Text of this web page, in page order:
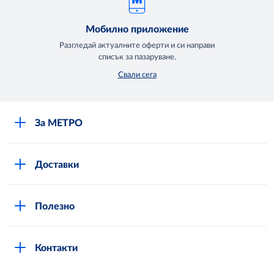
Мобилно приложение
Разгледай актуалните оферти и си направи
списък за пазаруване.
Свали сега
За МЕТРО
METRO AG
Доставки
Полезно
Контакти